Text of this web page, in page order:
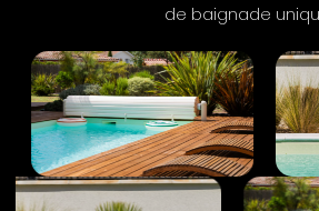
de baignade